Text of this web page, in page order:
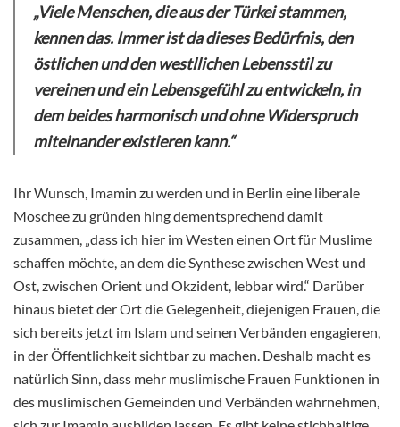
„Viele Menschen, die aus der Türkei stammen,
kennen das. Immer ist da dieses Bedürfnis, den
östlichen und den westllichen Lebensstil zu
vereinen und ein Lebensgefühl zu entwickeln, in
dem beides harmonisch und ohne Widerspruch
miteinander existieren kann.“
Ihr Wunsch, Imamin zu werden und in Berlin eine liberale
Moschee zu gründen hing dementsprechend damit
zusammen, „dass ich hier im Westen einen Ort für Muslime
schaffen möchte, an dem die Synthese zwischen West und
Ost, zwischen Orient und Okzident, lebbar wird.“ Darüber
hinaus bietet der Ort die Gelegenheit, diejenigen Frauen, die
sich bereits jetzt im Islam und seinen Verbänden engagieren,
in der Öffentlichkeit sichtbar zu machen. Deshalb macht es
natürlich Sinn, dass mehr muslimische Frauen Funktionen in
des muslimischen Gemeinden und Verbänden wahrnehmen,